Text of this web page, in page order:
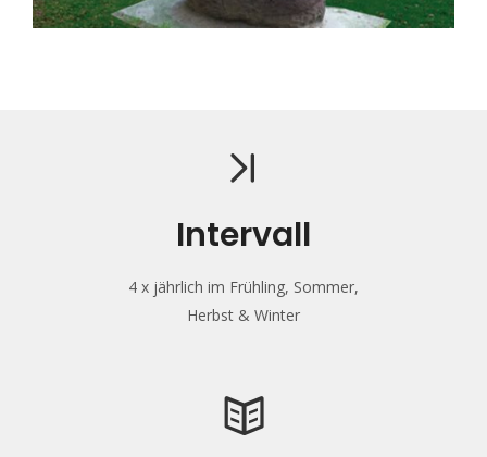
Intervall
4 x jährlich im Frühling, Sommer,
Herbst & Winter